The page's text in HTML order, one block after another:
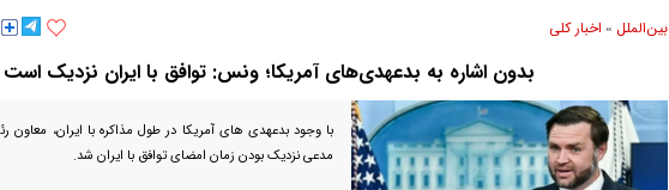
بين‌الملل » اخبار كلی
بدون اشاره به بدعهدی‌های آمریکا؛ ونس: توافق با ایران نزدیک است
با وجود بدعهدی های آمریکا در طول مذاکره با ایران،
مدعی نزدیک بودن زمان امضای توافق با ایران شد.